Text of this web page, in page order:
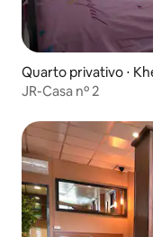
Quarto privativo ⋅
JR-Casa nº 2